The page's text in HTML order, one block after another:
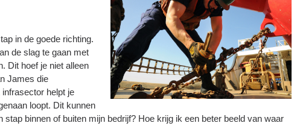
in de goede richting.
de slag te gaan met
Dit hoef je niet alleen
James die
helpt je
loopt. Dit kunnen
stap binnen of buiten mijn bedrijf? Hoe krijg ik een beter beeld van waar